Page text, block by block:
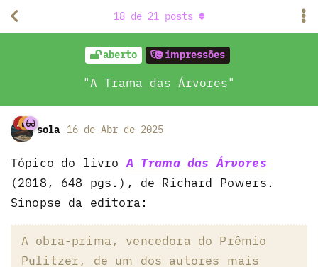
aberto impressões
"A Trama das Árvores"
18de 21posts
sola 16 de Abr de 2025
Tópico do livroA Trama das Árvores
(2018, 648 pgs.), de Richard Powers.
Sinopse da editora:
A obra-prima, vencedora do Prêmio
Pulitzer, de um dos autores mais